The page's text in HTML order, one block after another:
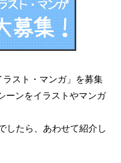
ラスト・マンガ」を募集
ーンをイラストやマンガ
したら、あわせて紹介し